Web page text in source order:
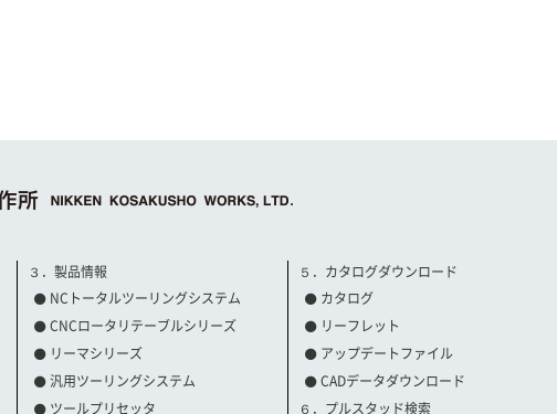
３．製品情報
NCトータルツーリングシステム
CNCロータリテーブルシリーズ
リーマシリーズ
汎用ツーリングシステム
ツールプリセッタ
５．カタログダウンロード
カタログ
リーフレット
アップデートファイル
CADデータダウンロード
６．プルスタッド検索